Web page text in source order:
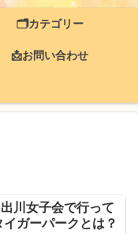
🗂️カテゴリー
📩お問い合わせ
出川女子会で行って
イガーパークとは？